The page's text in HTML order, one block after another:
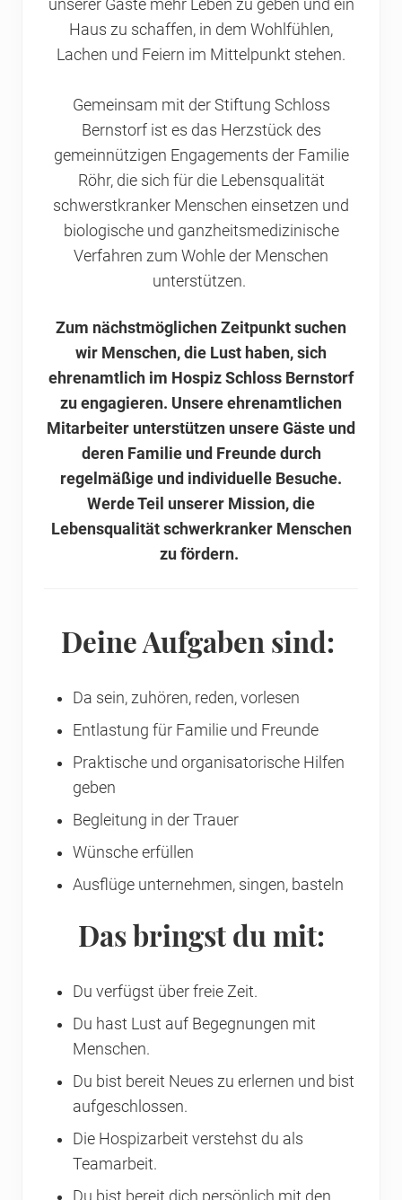
unserer Gäste mehr Leben zu geben und ein
Haus zu schaffen, in dem Wohlfühlen,
Lachen und Feiern im Mittelpunkt stehen.
Gemeinsam mit der Stiftung Schloss
Bernstorf ist es das Herzstück des
gemeinnützigen Engagements der Familie
Röhr, die sich für die Lebensqualität
schwerstkranker Menschen einsetzen und
biologische und ganzheitsmedizinische
Verfahren zum Wohle der Menschen
unterstützen.
Zum nächstmöglichen Zeitpunkt suchen
wir Menschen, die Lust haben, sich
ehrenamtlich im Hospiz Schloss Bernstorf
zu engagieren. Unsere ehrenamtlichen
Mitarbeiter unterstützen unsere Gäste und
deren Familie und Freunde durch
regelmäßige und individuelle Besuche.
Werde Teil unserer Mission, die
Lebensqualität schwerkranker Menschen
zu fördern.
Deine Aufgaben sind:
Da sein, zuhören, reden, vorlesen
Entlastung für Familie und Freunde
Praktische und organisatorische Hilfen
geben
Begleitung in der Trauer
Wünsche erfüllen
Ausflüge unternehmen, singen, basteln
Das bringst du mit:
Du verfügst über freie Zeit.
Du hast Lust auf Begegnungen mit
Menschen.
Du bist bereit Neues zu erlernen und bist
aufgeschlossen.
Die Hospizarbeit verstehst du als
Teamarbeit.
Du bist bereit dich persönlich mit den